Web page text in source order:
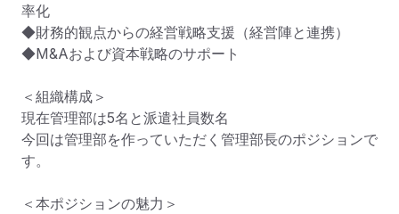
率化
◆財務的観点からの経営戦略支援（経営陣と連携）
◆M&Aおよび資本戦略のサポート
＜組織構成＞
現在管理部は5名と派遣社員数名
今回は管理部を作っていただく管理部長のポジションで
す。
＜本ポジションの魅力＞